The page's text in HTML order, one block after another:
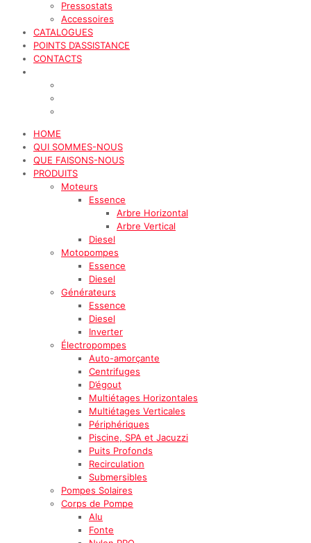
Pressostats
Accessoires
CATALOGUES
POINTS D’ASSISTANCE
CONTACTS
HOME
QUI SOMMES-NOUS
QUE FAISONS-NOUS
PRODUITS
Moteurs
Essence
Arbre Horizontal
Arbre Vertical
Diesel
Motopompes
Essence
Diesel
Générateurs
Essence
Diesel
Inverter
Électropompes
Auto-amorçante
Centrifuges
D’égout
Multiétages Horizontales
Multiétages Verticales
Périphériques
Piscine, SPA et Jacuzzi
Puits Profonds
Recirculation
Submersibles
Pompes Solaires
Corps de Pompe
Alu
Fonte